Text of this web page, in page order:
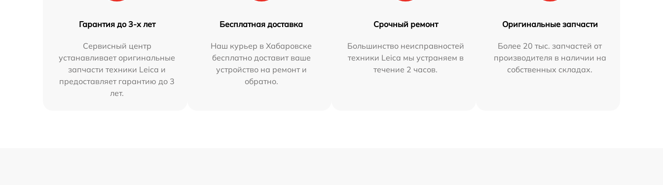
Гарантия до 3-х лет
Сервисный центр
устанавливает оригинальные
запчасти техники Leica и
предоставляет гарантию до 3
лет.
Бесплатная доставка
Наш курьер в Хабаровске
бесплатно доставит ваше
устройство на ремонт и
обратно.
Срочный ремонт
Большинство неисправностей
техники Leica мы устраняем в
течение 2 часов.
Оригинальные запчасти
Более 20 тыс. запчастей от
производителя в наличии на
собственных складах.